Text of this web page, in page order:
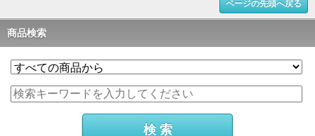
ページの先頭へ戻る
商品検索